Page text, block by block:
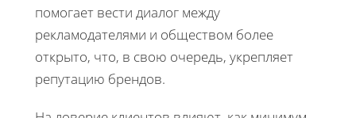
помогает вести диалог между
рекламодателями и обществом более
открыто, что, в свою очередь, укрепляет
репутацию брендов.